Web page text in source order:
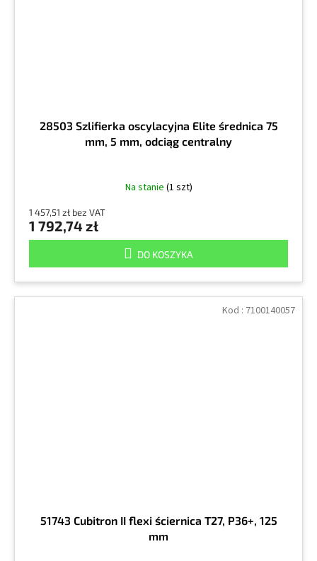
28503 Szlifierka oscylacyjna Elite średnica 75
mm, 5 mm, odciąg centralny
Na stanie (1 szt)
1 457,51 zł bez VAT
1 792,74 zł
DO KOSZYKA
51743 Cubitron II flexi ściernica T27, P36+, 125
mm
Kod : 7100140057